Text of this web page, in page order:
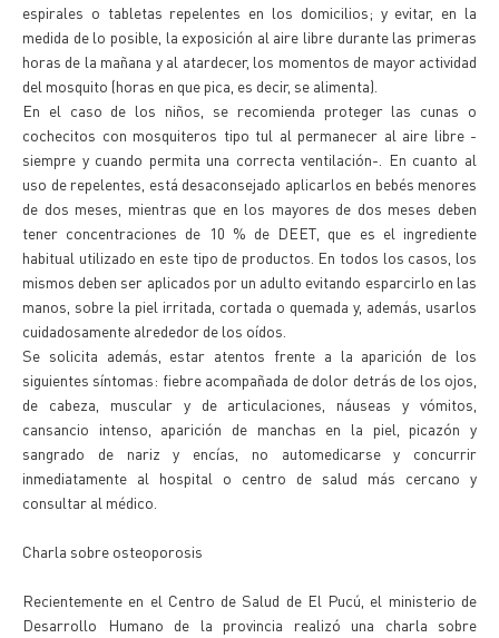
espirales o tabletas repelentes en los domicilios; y evitar, en la
medida de lo posible, la exposición al aire libre durante las primeras
horas de la mañana y al atardecer, los momentos de mayor actividad
del mosquito (horas en que pica, es decir, se alimenta).
En el caso de los niños, se recomienda proteger las cunas o
cochecitos con mosquiteros tipo tul al permanecer al aire libre -
siempre y cuando permita una correcta ventilación-. En cuanto al
uso de repelentes, está desaconsejado aplicarlos en bebés menores
de dos meses, mientras que en los mayores de dos meses deben
tener concentraciones de 10 % de DEET, que es el ingrediente
habitual utilizado en este tipo de productos. En todos los casos, los
mismos deben ser aplicados por un adulto evitando esparcirlo en las
manos, sobre la piel irritada, cortada o quemada y, además, usarlos
cuidadosamente alrededor de los oídos.
Se solicita además, estar atentos frente a la aparición de los
siguientes síntomas: fiebre acompañada de dolor detrás de los ojos,
de cabeza, muscular y de articulaciones, náuseas y vómitos,
cansancio intenso, aparición de manchas en la piel, picazón y
sangrado de nariz y encías, no automedicarse y concurrir
inmediatamente al hospital o centro de salud más cercano y
consultar al médico.
Charla sobre osteoporosis
Recientemente en el Centro de Salud de El Pucú, el ministerio de
Desarrollo Humano de la provincia realizó una charla sobre